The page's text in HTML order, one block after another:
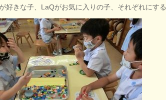
好きな子、LaQがお気に入りの子、それぞれにす